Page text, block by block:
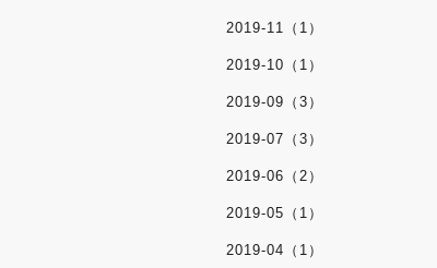
2019-11（1）
2019-10（1）
2019-09（3）
2019-07（3）
2019-06（2）
2019-05（1）
2019-04（1）